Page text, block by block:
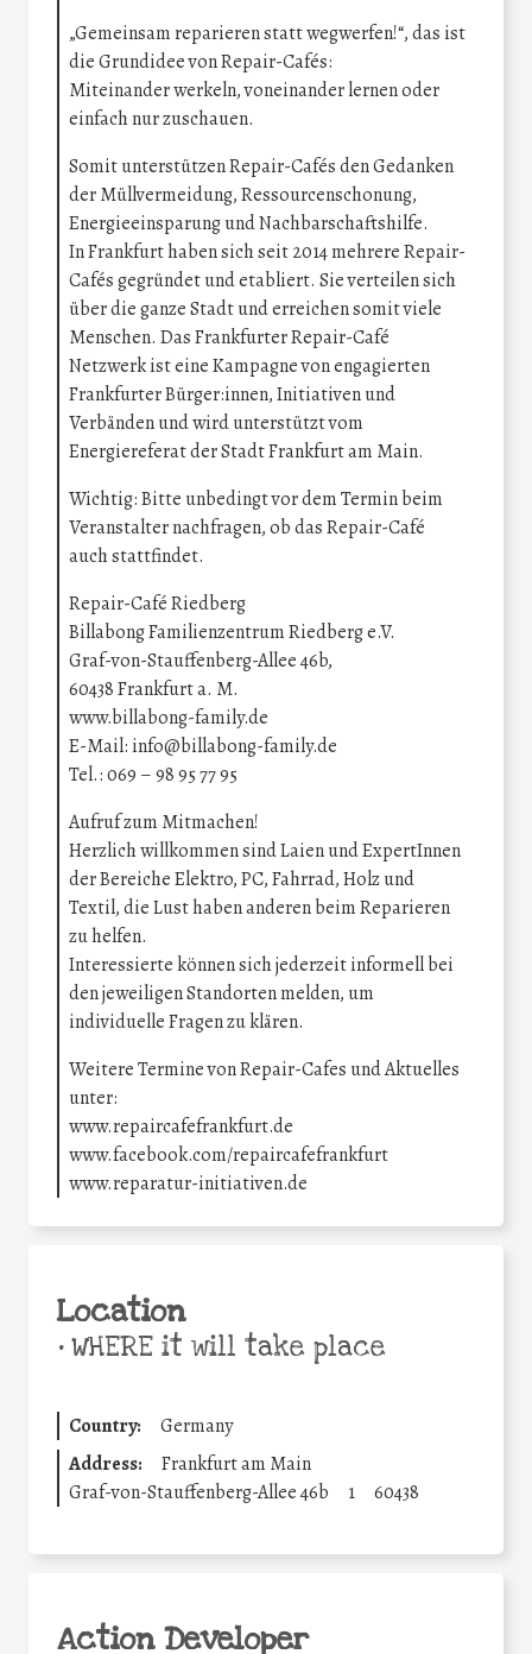
„Gemeinsam reparieren statt wegwerfen!“, das ist
die Grundidee von Repair-Cafés:
Miteinander werkeln, voneinander lernen oder
einfach nur zuschauen.
Somit unterstützen Repair-Cafés den Gedanken
der Müllvermeidung, Ressourcenschonung,
Energieeinsparung und Nachbarschaftshilfe.
In Frankfurt haben sich seit 2014 mehrere Repair-
Cafés gegründet und etabliert. Sie verteilen sich
über die ganze Stadt und erreichen somit viele
Menschen. Das Frankfurter Repair-Café
Netzwerk ist eine Kampagne von engagierten
Frankfurter Bürger:innen, Initiativen und
Verbänden und wird unterstützt vom
Energiereferat der Stadt Frankfurt am Main.
Wichtig: Bitte unbedingt vor dem Termin beim
Veranstalter nachfragen, ob das Repair-Café
auch stattfindet.
Repair-Café Riedberg
Billabong Familienzentrum Riedberg e.V.
Graf-von-Stauffenberg-Allee 46b,
60438 Frankfurt a. M.
www.billabong-family.de
E-Mail: info@billabong-family.de
Tel.: 069 – 98 95 77 95
Aufruf zum Mitmachen!
Herzlich willkommen sind Laien und ExpertInnen
der Bereiche Elektro, PC, Fahrrad, Holz und
Textil, die Lust haben anderen beim Reparieren
zu helfen.
Interessierte können sich jederzeit informell bei
den jeweiligen Standorten melden, um
individuelle Fragen zu klären.
Weitere Termine von Repair-Cafes und Aktuelles
unter:
www.repaircafefrankfurt.de
www.facebook.com/repaircafefrankfurt
www.reparatur-initiativen.de
Location
•WHERE it will take place
Country:
Germany
Address:
Frankfurt am Main
Graf-von-Stauffenberg-Allee 46b
1 60438
Action Developer